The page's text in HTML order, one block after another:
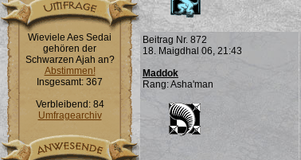
Wieviele Aes Sedai
gehören der
Schwarzen Ajah an?
Abstimmen!
Insgesamt: 367
Verbleibend: 84
Umfragearchiv
Beitrag Nr. 872
18. Maigdhal 06, 21:43
Maddok
Rang: Asha'man